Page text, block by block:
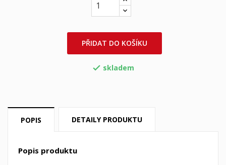
PŘIDAT DO KOŠÍKU
 skladem
POPIS DETAILY PRODUKTU
Popis produktu